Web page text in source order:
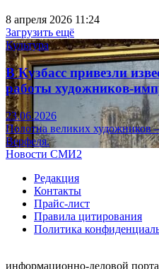
8 апреля 2026 11:24
Загрузить ещё
Культура
В Кузбасс привезли
работы художников-
23.06.2026
Полотна великих
Верфеля.
Новости СМИ2
Редакция
Контакты
Прайс-лист
Правила цитирования
Политика
информационно-деловой